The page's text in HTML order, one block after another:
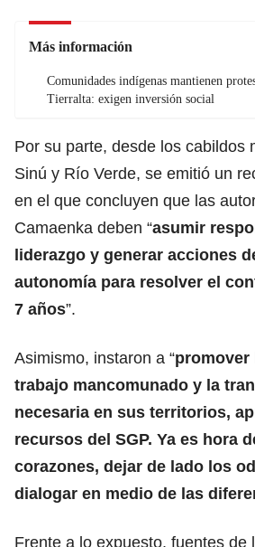
Más información
Comunidades indígenas mantienen
Tierralta: exigen inversión social
Por su parte, desde los cabildos
Sinú y Río Verde, se emitió un
en el que concluyen que las
Camaenka deben “asumir
liderazgo y generar acciones
autonomía para resolver el
7 años”.
Asimismo, instaron a “promover
trabajo mancomunado y la
necesaria en sus territorios,
recursos del SGP. Ya es hora
corazones, dejar de lado los
dialogar en medio de las
Frente a lo expuesto, fuentes de